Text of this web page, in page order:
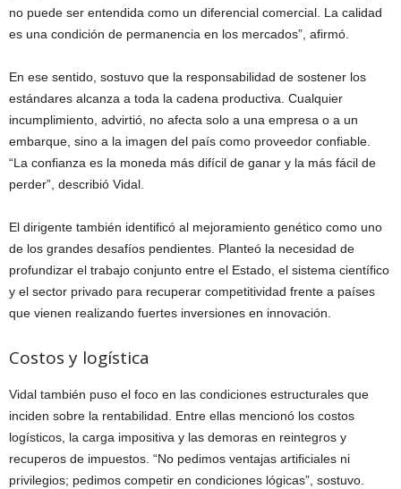
no puede ser entendida como un diferencial comercial. La calidad
es una condición de permanencia en los mercados”, afirmó.
En ese sentido, sostuvo que la responsabilidad de sostener los
estándares alcanza a toda la cadena productiva. Cualquier
incumplimiento, advirtió, no afecta solo a una empresa o a un
embarque, sino a la imagen del país como proveedor confiable.
“La confianza es la moneda más difícil de ganar y la más fácil de
perder”, describió Vidal.
El dirigente también identificó al mejoramiento genético como uno
de los grandes desafíos pendientes. Planteó la necesidad de
profundizar el trabajo conjunto entre el Estado, el sistema científico
y el sector privado para recuperar competitividad frente a países
que vienen realizando fuertes inversiones en innovación.
Costos y logística
Vidal también puso el foco en las condiciones estructurales que
inciden sobre la rentabilidad. Entre ellas mencionó los costos
logísticos, la carga impositiva y las demoras en reintegros y
recuperos de impuestos. “No pedimos ventajas artificiales ni
privilegios; pedimos competir en condiciones lógicas”, sostuvo.